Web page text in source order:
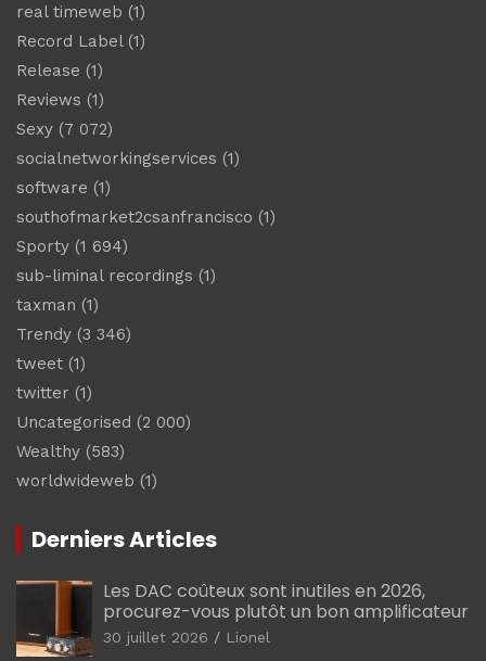
real timeweb (1)
Record Label(1)
Release (1)
Reviews (1)
Sexy (7 072)
socialnetworkingservices (1)
software (1)
southofmarket2csanfrancisco (1)
Sporty (1 694)
sub-liminal recordings (1)
taxman (1)
Trendy (3 346)
tweet (1)
twitter (1)
Uncategorised (2 000)
Wealthy (583)
worldwideweb (1)
Derniers Articles
Les DAC coûteux sont inutiles en 2026,
procurez-vous plutôt un bon amplificateur
30 juillet 2026 Lionel